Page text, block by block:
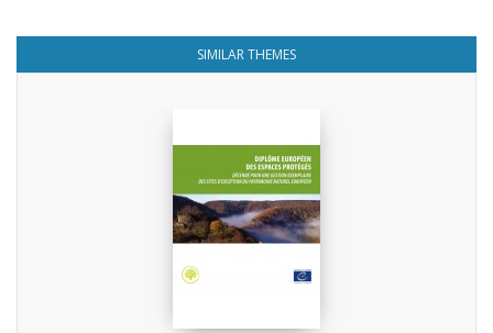
SIMILAR THEMES